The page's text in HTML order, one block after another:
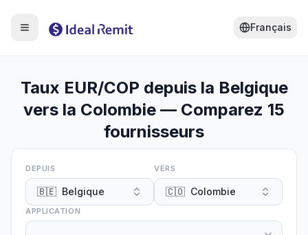
Français
Taux EUR/COP depuis la Belgique
vers la Colombie — Comparez 15
fournisseurs
DEPUIS
🇧🇪 Belgique
VERS
🇨🇴 Colombie
APPLICATION